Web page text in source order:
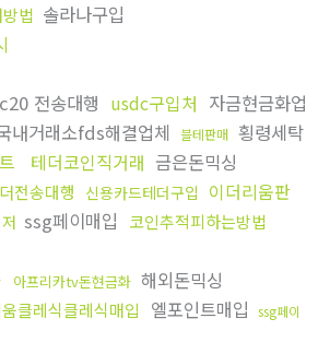
법 솔라나구입
전송대행 usdc구입처 자금현금화업
내거래소fds해결업체 블테판매 횡령세탁
테더코인직거래 금은돈믹싱
전송대행 신용카드테더구입 이더리움판
ssg페이매입 코인추적피하는방법
아프리카tv돈현금화 해외돈믹싱
클레식클레식매입 엘포인트매입 ssg페이